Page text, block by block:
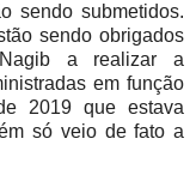
sendo submetidos.
sendo obrigados
a realizar a
em função
2019 que estava
só veio de fato a